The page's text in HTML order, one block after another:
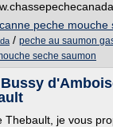
canne peche mouche
/ peche au saumon
seche saumon
Thebault, je vous